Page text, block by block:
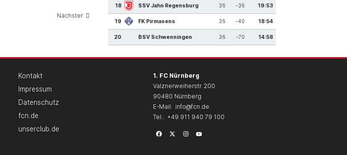
Nächster
18 SSV Jahn Regensburg 36 -36 19:53
19 FK Pirmasens 36 -40 18:54
20 BSV Schwenningen 36 -70 14:58
Kontakt
Impressum
Datenschutz
fcn.de
unserclub.de
1. FC Nürnberg
Valznerweiherstr. 200
90480 Nürnberg
E-Mail: info@fcn.de
Tel.: +49 911 940 79 100